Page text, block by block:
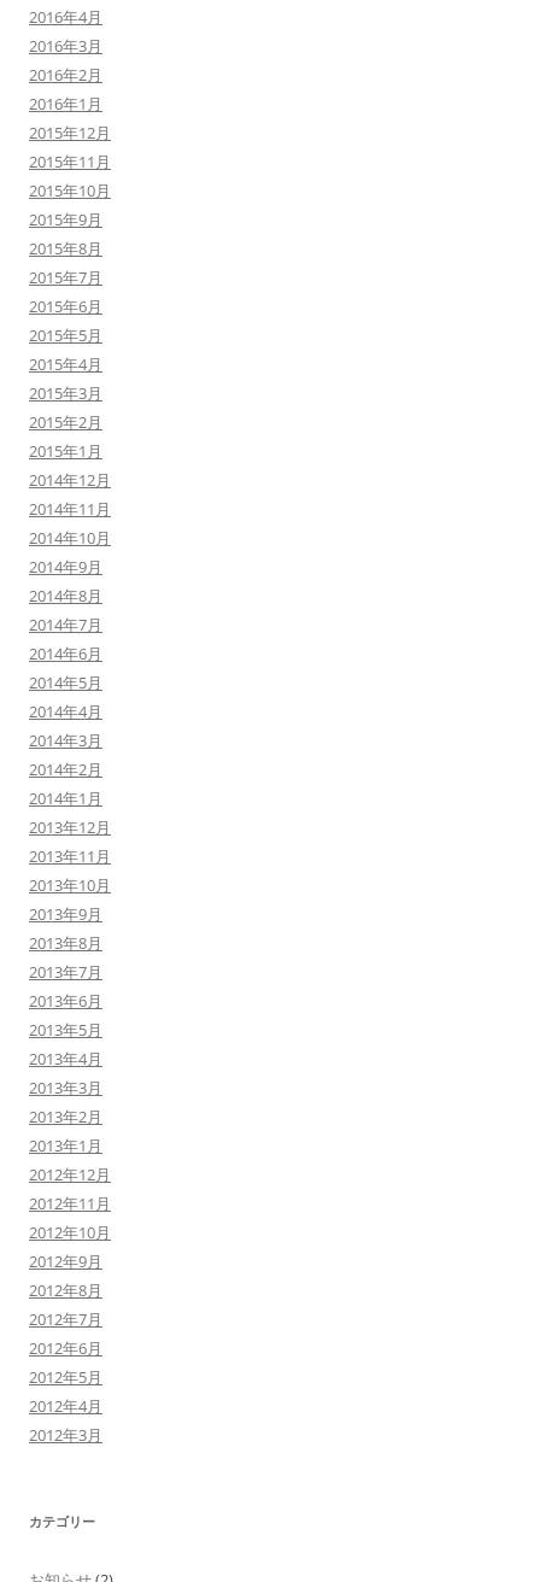
2016年4月
2016年3月
2016年2月
2016年1月
2015年12月
2015年11月
2015年10月
2015年9月
2015年8月
2015年7月
2015年6月
2015年5月
2015年4月
2015年3月
2015年2月
2015年1月
2014年12月
2014年11月
2014年10月
2014年9月
2014年8月
2014年7月
2014年6月
2014年5月
2014年4月
2014年3月
2014年2月
2014年1月
2013年12月
2013年11月
2013年10月
2013年9月
2013年8月
2013年7月
2013年6月
2013年5月
2013年4月
2013年3月
2013年2月
2013年1月
2012年12月
2012年11月
2012年10月
2012年9月
2012年8月
2012年7月
2012年6月
2012年5月
2012年4月
2012年3月
カテゴリー